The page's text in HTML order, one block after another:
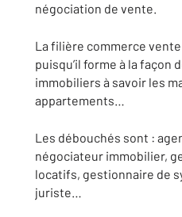
négociation de vente.
La filière commerce
puisqu’il forme à la façon
immobiliers à savoir les
appartements…
Les débouchés sont :
négociateur immobilier,
locatifs, gestionnaire de
juriste…